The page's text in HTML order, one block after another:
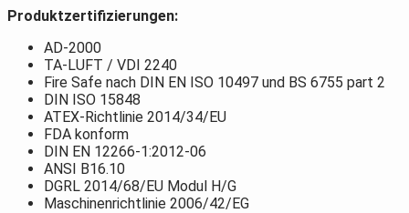
Produktzertifizierungen:
AD-2000
TA-LUFT / VDI 2240
Fire Safe nach DIN EN ISO 10497 und BS 6755 part 2
DIN ISO 15848
ATEX-Richtlinie 2014/34/EU
FDA konform
DIN EN 12266-1:2012-06
ANSI B16.10
DGRL 2014/68/EU Modul H/G
Maschinenrichtlinie 2006/42/EG